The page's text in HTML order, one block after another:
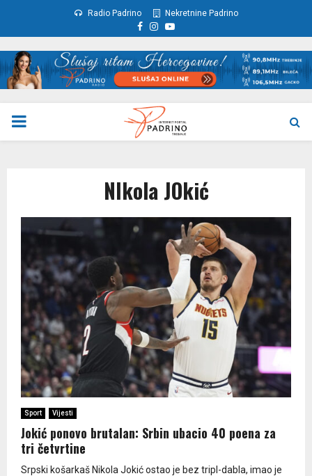
Radio Padrino Nekretnine Padrino
Facebook
Instagram
Youtube
PRIMARY
NIkola JOkić
Sport Vijesti
Jokić ponovo brutalan: Srbin ubacio 40 poena za
tri četvrtine
Srpski košarkaš Nikola Jokić ostao je bez tripl-dabla, imao je